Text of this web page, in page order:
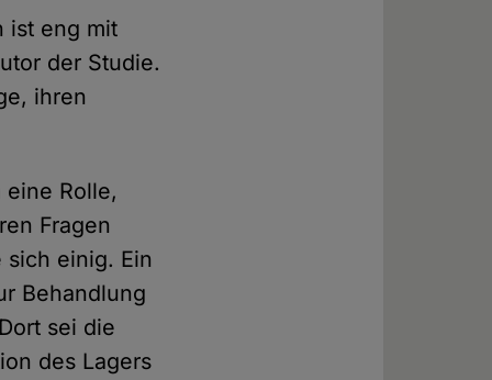
ist eng mit
der Studie.
ihren
Rolle,
Fragen
einig. Ein
Behandlung
sei die
des Lagers